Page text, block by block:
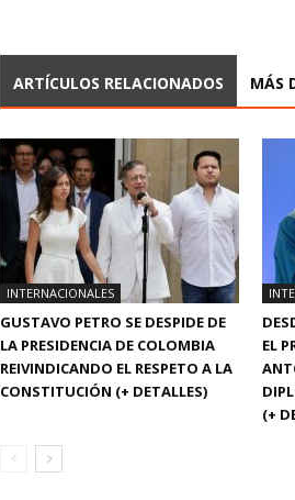
ARTÍCULOS RELACIONADOS MÁS
INTERNACIONALES
GUSTAVO PETRO SE DESPIDE DE
LA PRESIDENCIA DE COLOMBIA
REIVINDICANDO EL RESPETO A LA
CONSTITUCIÓN (+ DETALLES)
EL
(+